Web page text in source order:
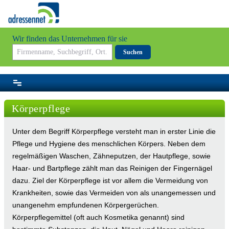
Wir finden das Unternehmen für sie
Suchen
Körperpflege
Unter dem Begriff Körperpflege versteht man in erster Linie die
Pflege und Hygiene des menschlichen Körpers. Neben dem
regelmäßigen Waschen, Zähneputzen, der Hautpflege, sowie
Haar- und Bartpflege zählt man das Reinigen der Fingernägel
dazu. Ziel der Körperpflege ist vor allem die Vermeidung von
Krankheiten, sowie das Vermeiden von als unangemessen und
unangenehm empfundenen Körpergerüchen.
Körperpflegemittel (oft auch Kosmetika genannt) sind